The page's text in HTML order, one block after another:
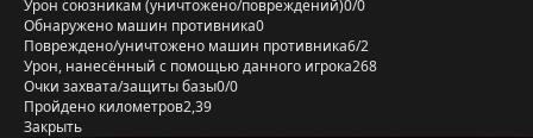
Урон союзникам (уничтожено/повреждений)0/0
Обнаружено машин противника0
Повреждено/уничтожено машин противника6/2
Урон, нанесённый с помощью данного игрока268
Очки захвата/защиты базы0/0
Пройдено километров2,39
Закрыть